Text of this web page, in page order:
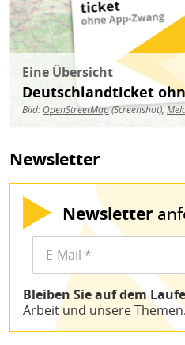
Eine Übersicht
Deutschlandticket
Bild: OpenStreetMap(Screenshot),
Newsletter
Newsletter
Bleiben Sie auf dem
Arbeit und unsere